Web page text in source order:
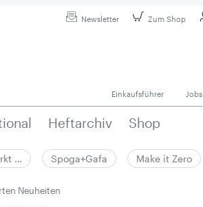
Newsletter Zum Shop
Einkaufsführer Jobs
Heftarchiv Shop
… Spoga+Gafa Make it Zero
Neuheiten